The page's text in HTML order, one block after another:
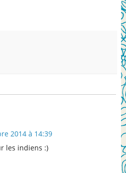
2014 à 14:39
les indiens :)